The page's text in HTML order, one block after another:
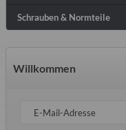
Schrauben & Normteile
Willkommen
E-Mail-Adresse